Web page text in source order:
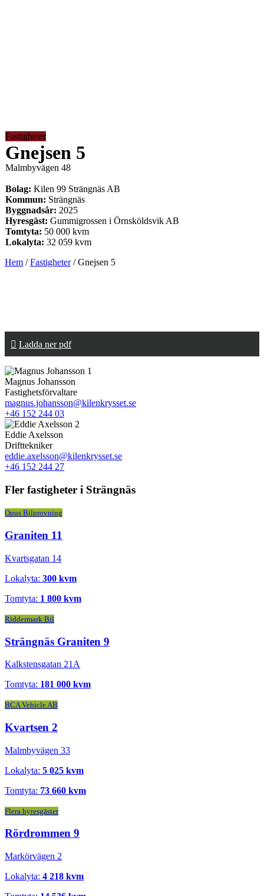
Fastigheter
Gnejsen 5
Malmbyvägen 48
Bolag: Kilen 99 Strängnäs AB
Kommun: Strängnäs
Byggnadsår: 2025
Hyresgäst: Gummigrossen i Örnsköldsvik AB
Tomtyta: 50 000 kvm
Lokalyta: 32 059 kvm
Hem /Fastigheter /Gnejsen 5
Ladda ner pdf
Magnus Johansson
Fastighetsförvaltare
magnus.johansson@kilenkrysset.se
+46 152 244 03
Eddie Axelsson
Drifttekniker
eddie.axelsson@kilenkrysset.se
+46 152 244 27
Fler fastigheter i Strängnäs
Opus Bilprovning
Graniten 11
Kvartsgatan 14
Lokalyta: 300 kvm
Tomtyta: 1 800 kvm
Riddermark Bil
Strängnäs Graniten 9
Kalkstensgatan 21A
Tomtyta: 181 000 kvm
BCA Vehicle AB
Kvartsen 2
Malmbyvägen 33
Lokalyta: 5 025 kvm
Tomtyta: 73 660 kvm
Flera hyresgäster
Rördrommen 9
Markörvägen 2
Lokalyta: 4 218 kvm